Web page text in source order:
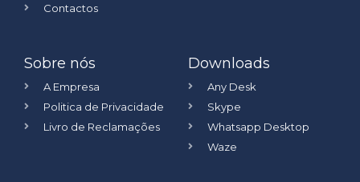
Contactos
Sobre nós
A Empresa
Politica de Privacidade
Livro de Reclamações
Downloads
Any Desk
Skype
Whatsapp Desktop
Waze